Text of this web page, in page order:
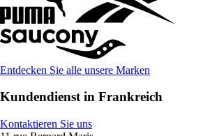
Entdecken Sie alle unsere Marken
Kundendienst in Frankreich
Kontaktieren Sie uns